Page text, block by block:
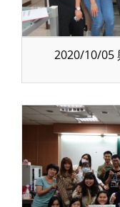
2020/10/05